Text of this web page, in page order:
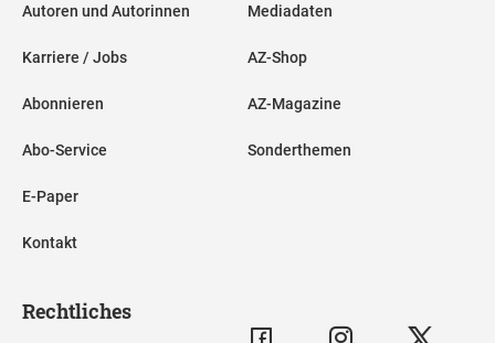
Autoren und Autorinnen
Karriere / Jobs
Abonnieren
Abo-Service
E-Paper
Kontakt
Mediadaten
AZ-Shop
AZ-Magazine
Sonderthemen
Rechtliches